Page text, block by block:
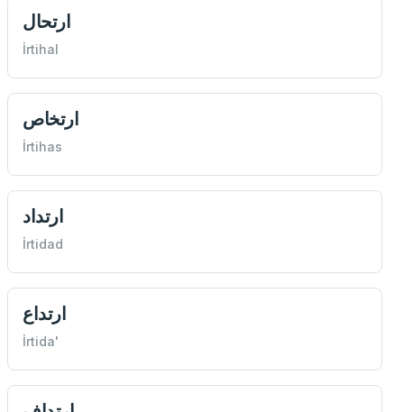
ارتحال
İrtihal
ارتخاص
İrtihas
ارتداد
İrtidad
ارتداع
İrtida'